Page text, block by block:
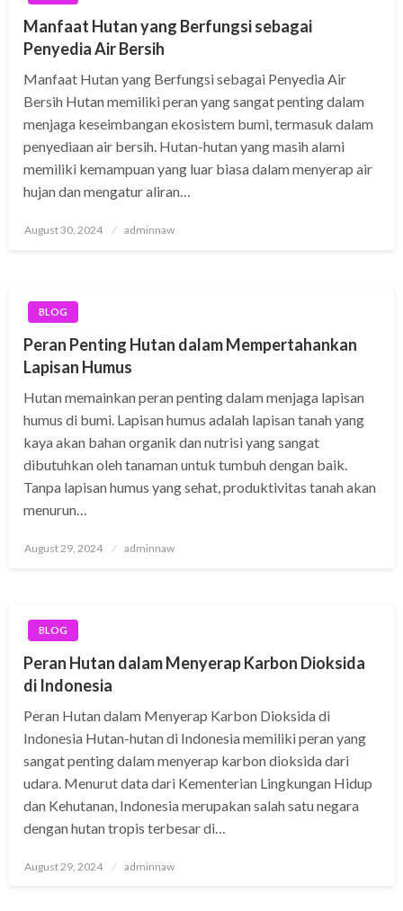
Manfaat Hutan yang Berfungsi sebagai
Penyedia Air Bersih
Manfaat Hutan yang Berfungsi sebagai Penyedia Air
Bersih Hutan memiliki peran yang sangat penting dalam
menjaga keseimbangan ekosistem bumi, termasuk dalam
penyediaan air bersih. Hutan-hutan yang masih alami
memiliki kemampuan yang luar biasa dalam menyerap air
hujan dan mengatur aliran…
Posted
August 30, 2024 adminnaw
BLOG
Peran Penting Hutan dalam Mempertahankan
Lapisan Humus
Hutan memainkan peran penting dalam menjaga lapisan
humus di bumi. Lapisan humus adalah lapisan tanah yang
kaya akan bahan organik dan nutrisi yang sangat
dibutuhkan oleh tanaman untuk tumbuh dengan baik.
Tanpa lapisan humus yang sehat, produktivitas tanah akan
menurun…
Posted
August 29, 2024 adminnaw
BLOG
Peran Hutan dalam Menyerap Karbon Dioksida
di Indonesia
Peran Hutan dalam Menyerap Karbon Dioksida di
Indonesia Hutan-hutan di Indonesia memiliki peran yang
sangat penting dalam menyerap karbon dioksida dari
udara. Menurut data dari Kementerian Lingkungan Hidup
dan Kehutanan, Indonesia merupakan salah satu negara
dengan hutan tropis terbesar di…
Posted
August 29, 2024 adminnaw